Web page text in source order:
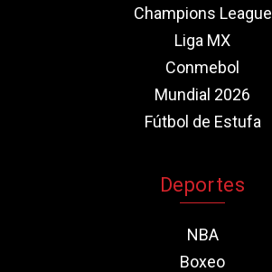
Champions League
Liga MX
Conmebol
Mundial 2026
Fútbol de Estufa
Deportes
NBA
Boxeo